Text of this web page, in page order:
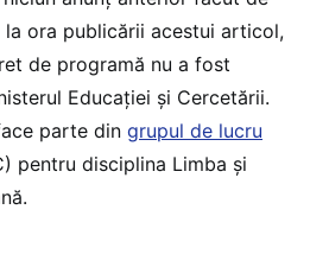
la ora publicării acestui articol,
de programă nu a fost
Educației și Cercetării.
parte din grupul de lucru
pentru disciplina Limba și